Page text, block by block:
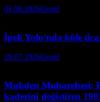
01.08.2026Genel
İpek Yolu'nda köle
29.07.2026Genel
Mukden Muharebesi:
kaderini değiştiren